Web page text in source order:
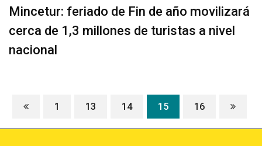
Mincetur: feriado de Fin de año movilizará
cerca de 1,3 millones de turistas a nivel
nacional
1 13 14 15 16